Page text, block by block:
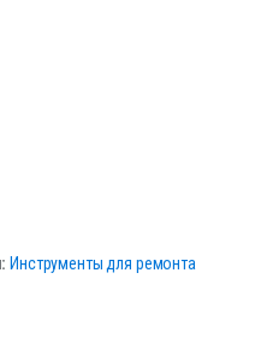
Инструменты для ремонта